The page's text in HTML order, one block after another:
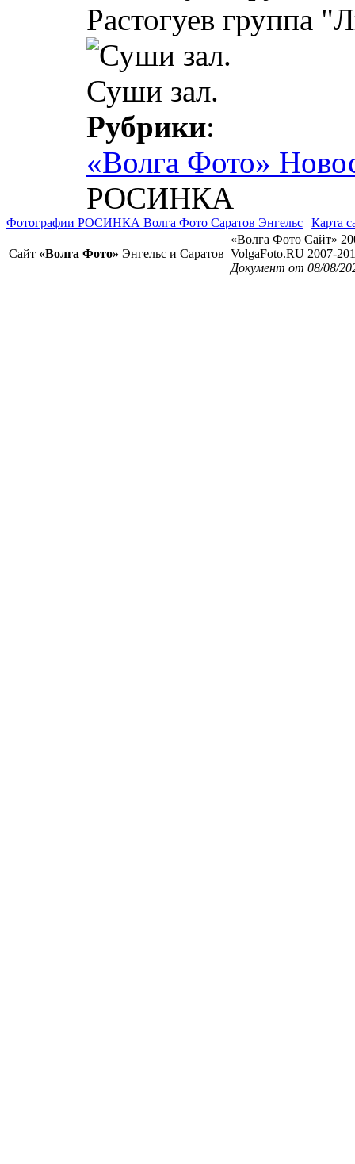
Растогуев группа
Суши зал.
Рубрики:
«Волга Фото»
РОСИНКА
Фотографии РОСИНКА Волга Фото Саратов Энгельс | Карта
Сайт «Волга Фото» Энгельс и Саратов
«Волга Фото Сайт»
VolgaFoto.RU 2007-
Документ от 08/08/